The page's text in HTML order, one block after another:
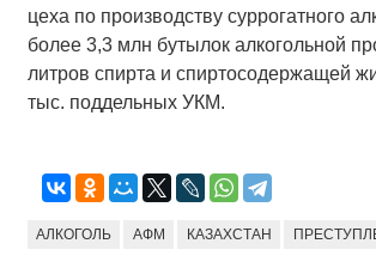
цеха по производству суррогатного
более 3,3 млн бутылок алкогольной
литров спирта и спиртосодержащей
тыс. поддельных УКМ.
АЛКОГОЛЬ АФМ КАЗАХСТАН